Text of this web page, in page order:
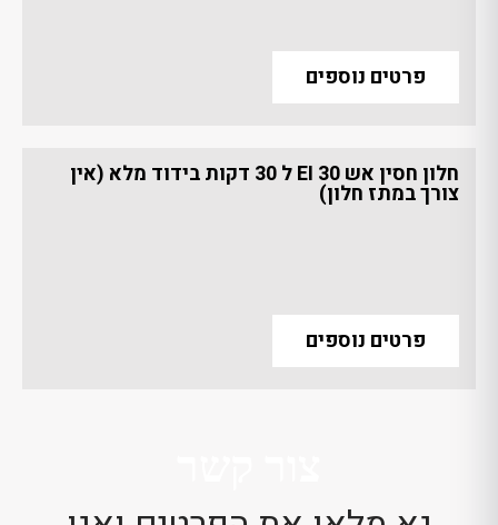
פרטים נוספים
חלון חסין אש EI 30 ל 30 דקות בידוד מלא (אין
צורך במתז חלון)
פרטים נוספים